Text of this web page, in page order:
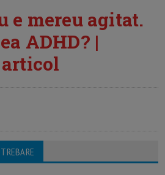
e mereu agitat.
ADHD? |